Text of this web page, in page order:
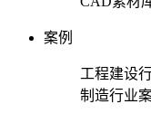
案例
工程建设
制造行业